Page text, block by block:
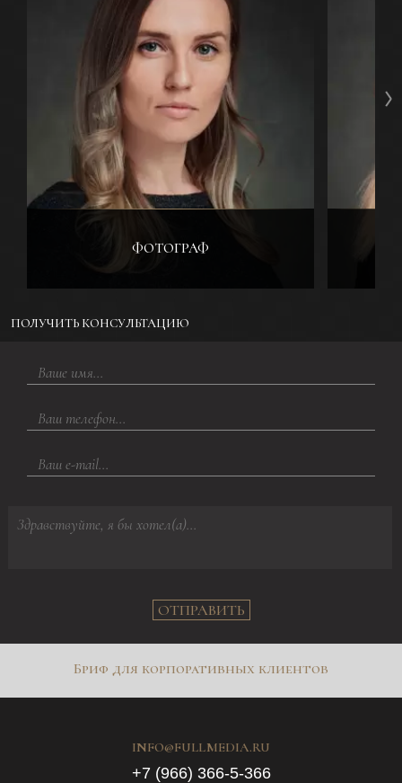
ФОТОГРАФ
ПОЛУЧИТЬ КОНСУЛЬТАЦИЮ
ОТПРАВИТЬ
Бриф для корпоративных клиентов
INFO@FULLMEDIA.RU
+7 (966) 366-5-366